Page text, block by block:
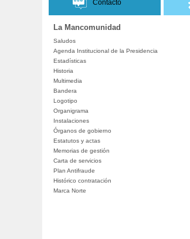
Contacto
La Mancomunidad
Saludos
Agenda Institucional de la Presidencia
Estadísticas
Historia
Multimedia
Bandera
Logotipo
Organigrama
Instalaciones
Órganos de gobierno
Estatutos y actas
Memorias de gestión
Carta de servicios
Plan Antifraude
Histórico contratación
Marca Norte